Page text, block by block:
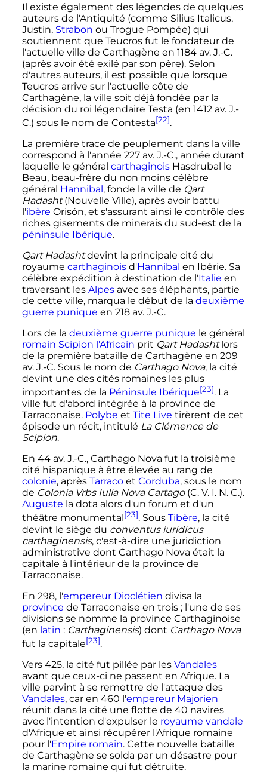
Il existe également des légendes de quelques
auteurs de l'Antiquité (comme Silius Italicus,
Justin, Strabon ou Trogue Pompée) qui
soutiennent que Teucros fut le fondateur de
l'actuelle ville de Carthagène en 1184 av. J.-C.
(après avoir été exilé par son père). Selon
d'autres auteurs, il est possible que lorsque
Teucros arrive sur l'actuelle côte de
Carthagène, la ville soit déjà fondée par la
décision du roi légendaire Testa (en 1412 av. J.-
C.) sous le nom de Contesta[22].
La première trace de peuplement dans la ville
correspond à l'année 227 av. J.-C., année durant
laquelle le général carthaginoisHasdrubal le
Beau, beau-frère du non moins célèbre
général Hannibal, fonde la ville de Qart
Hadasht(Nouvelle Ville), après avoir battu
l'ibère Orisón, et s'assurant ainsi le contrôle des
riches gisements de minerais du sud-est de la
péninsule Ibérique.
Qart Hadashtdevint la principale cité du
royaume carthaginoisd'Hannibal en Ibérie. Sa
célèbre expédition à destination de l'Italie en
traversant les Alpesavec ses éléphants, partie
de cette ville, marqua le début de la deuxième
guerre punique en 218 av. J.-C.
Lors de la deuxième guerre punique le général
romain Scipion l'Africain prit Qart Hadashtlors
de la première bataille de Carthagène en 209
av. J.-C.Sous le nom de Carthago Nova, la cité
devint une des cités romaines les plus
importantes de la Péninsule Ibérique[23]. La
ville fut d'abord intégrée à la province de
Tarraconaise. Polybe et Tite Live tirèrent de cet
épisode un récit, intitulé La Clémence de
Scipion.
En 44 av. J.-C., Carthago Nova fut la troisième
cité hispanique à être élevée au rang de
colonie, après Tarracoet Corduba, sous le nom
de Colonia Vrbs Iulia Nova Cartago(C. V. I. N. C.).
Auguste la dota alors d'un forum et d'un
théâtre monumental [23]. Sous Tibère, la cité
devint le siège du conventus iuridicus
carthaginensis, c'est-à-dire une juridiction
administrative dont Carthago Nova était la
capitale à l'intérieur de la province de
Tarraconaise.
En 298, l'empereur Dioclétien divisa la
province de Tarraconaise en trois ; l'une de ses
divisions se nomme la province Carthaginoise
(en latin : Carthaginensis) dont Carthago Nova
fut la capitale[23].
Vers 425, la cité fut pillée par les Vandales
avant que ceux-ci ne passent en Afrique. La
ville parvint à se remettre de l'attaque des
Vandales, car en 460 l'empereur Majorien
réunit dans la cité une flotte de 40 navires
avec l'intention d'expulser le royaume vandale
d'Afrique et ainsi récupérer l'Afrique romaine
pour l'Empire romain. Cette nouvelle bataille
de Carthagène se solda par un désastre pour
la marine romaine qui fut détruite.